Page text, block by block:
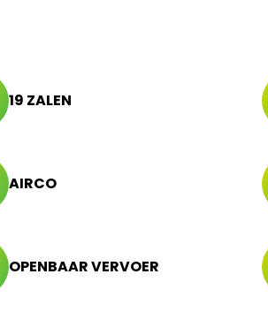
19 ZALEN
AIRCO
OPENBAAR VERVOER